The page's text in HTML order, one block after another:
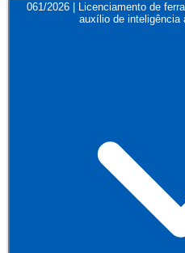
061/2026 | Licenciamento de
auxílio de inteligência